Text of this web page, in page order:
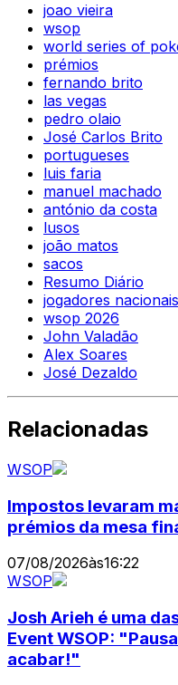
joao vieira
wsop
world series of
prémios
fernando brito
las vegas
pedro olaio
José Carlos Brito
portugueses
luis faria
manuel machado
antónio da costa
lusos
joão matos
sacos
Resumo Diário
jogadores nacionais
wsop 2026
John Valadão
Alex Soares
José Dezaldo
Relacionadas
WSOP
Impostos levaram
prémios da mesa
07/08/2026às16:22
WSOP
Josh Arieh é uma
Event WSOP:
acabar!"